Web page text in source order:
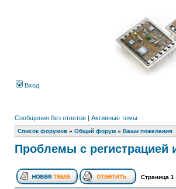
Вход
Сообщения без ответов | Активные темы
Список форумов » Общий форум » Ваши пожелания
Проблемы с регистрацией
Страница 1